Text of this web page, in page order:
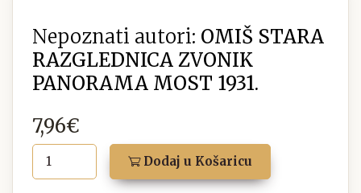
Nepoznati autori: OMIŠ STARA
RAZGLEDNICA ZVONIK
PANORAMA MOST 1931.
7,96€
Dodaj u Košaricu